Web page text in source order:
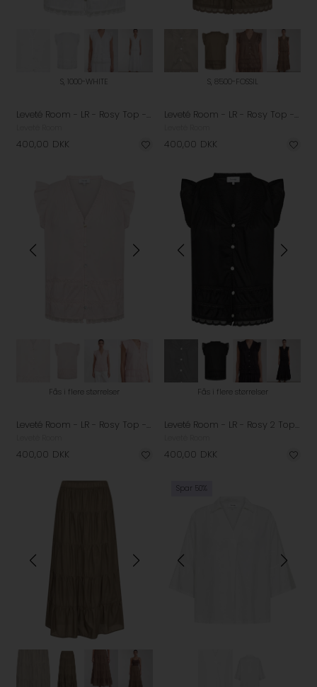
S, 1000-WHITE
Leveté Room - LR - Rosy Top - White
400,00 DKK
S, 8500-FOSSIL
Leveté Room - LR - Rosy Top - Fossil
400,00 DKK
Fås i flere størrelser
Leveté Room - LR - Rosy Top - Veiled Pink
400,00 DKK
Fås i flere størrelser
Leveté Room - LR - Rosy 2 Top - Black
400,00 DKK
Spar 50%